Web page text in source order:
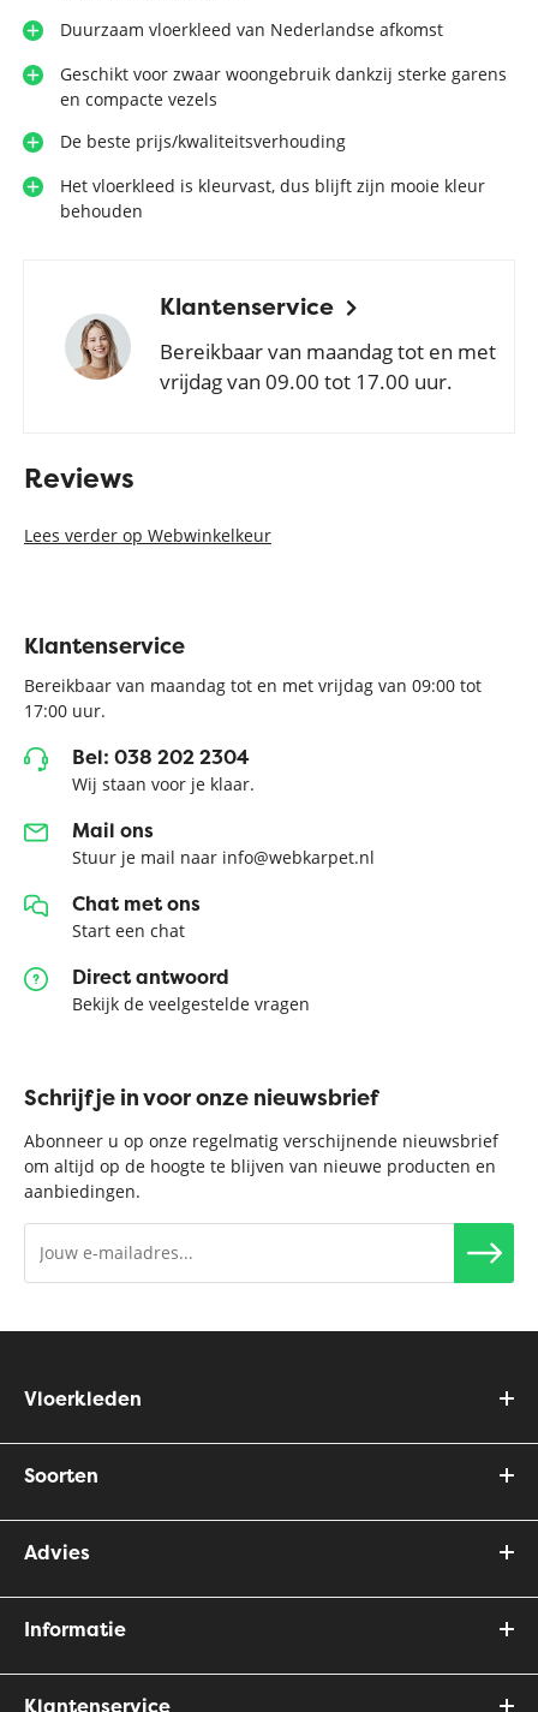
Duurzaam vloerkleed van Nederlandse afkomst
Geschikt voor zwaar woongebruik dankzij sterke garens
en compacte vezels
De beste prijs/kwaliteitsverhouding
Het vloerkleed is kleurvast, dus blijft zijn mooie kleur
behouden
Klantenservice
Bereikbaar van maandag tot en met
vrijdag van 09.00 tot 17.00 uur.
Reviews
Lees verder op Webwinkelkeur
Klantenservice
Bereikbaar van maandag tot en met vrijdag van 09:00 tot
17:00 uur.
Bel: 038 202 2304
Wij staan voor je klaar.
Mail ons
Stuur je mail naar info@webkarpet.nl
Chat met ons
Start een chat
Direct antwoord
Bekijk de veelgestelde vragen
Schrijf je in voor onze nieuwsbrief
Abonneer u op onze regelmatig verschijnende nieuwsbrief
om altijd op de hoogte te blijven van nieuwe producten en
aanbiedingen.
Vloerkleden
Soorten
Advies
Informatie
Klantenservice